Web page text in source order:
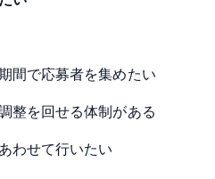
間で応募者を集めたい
整を回せる体制がある
わせて行いたい